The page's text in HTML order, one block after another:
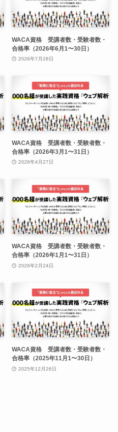
WACA資格 受講者数・受験者数・
合格率（2026年6月1〜30日）
2026年7月28日
WACA資格 受講者数・受験者数・
合格率（2026年3月1〜31日）
2026年4月27日
WACA資格 受講者数・受験者数・
合格率（2026年1月1〜31日）
2026年2月24日
WACA資格 受講者数・受験者数・
合格率（2025年11月1〜30日）
2025年12月26日